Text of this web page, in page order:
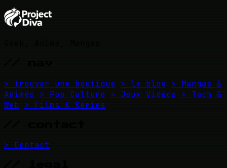
> trouver une boutique > le blog > Mangas &
Animés
> Pop Culture > Jeux Vidéos
> Tech &
Web > Films & Séries
> Contact